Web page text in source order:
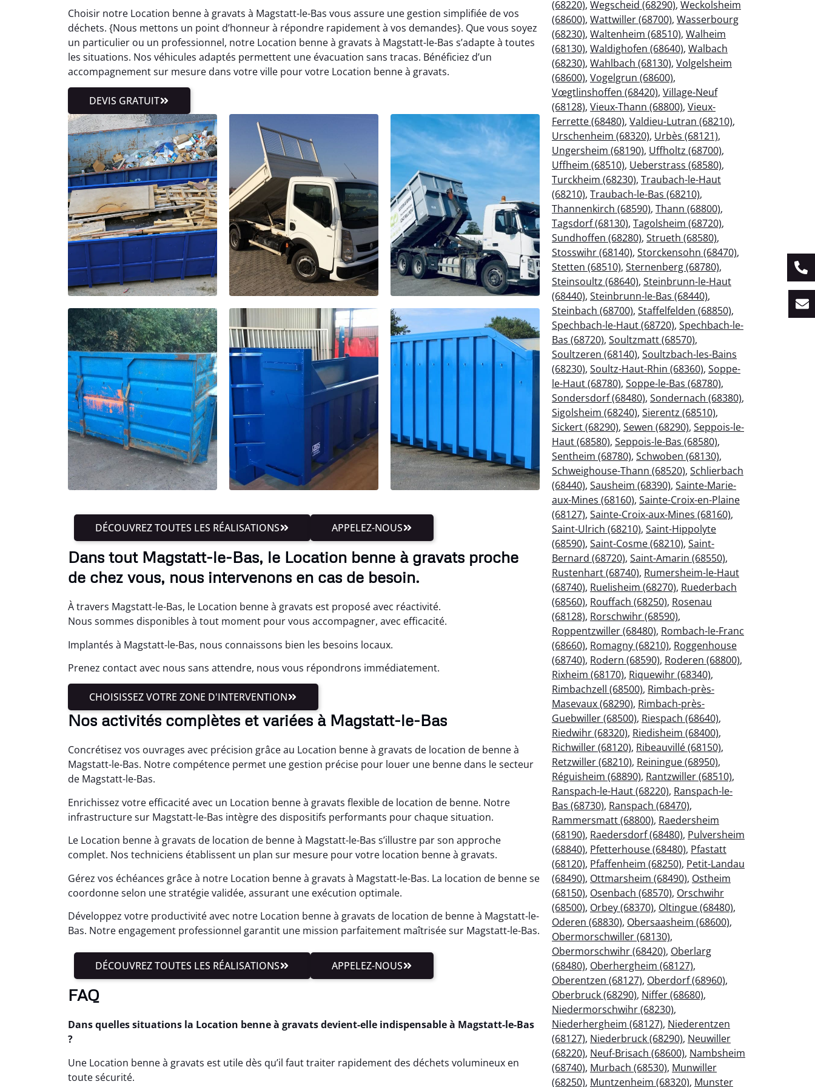
Choisir notre Location benne à gravats à Magstatt-le-Bas vous assure une gestion simplifiée de vos
déchets. {Nous mettons un point d’honneur à répondre rapidement à vos demandes}. Que vous soyez
un particulier ou un professionnel, notre Location benne à gravats à Magstatt-le-Bas s’adapte à toutes
les situations. Nos véhicules adaptés permettent une évacuation sans tracas. Bénéficiez d’un
accompagnement sur mesure dans votre ville pour votre Location benne à gravats.
DEVIS GRATUIT
DÉCOUVREZ TOUTES LES RÉALISATIONS APPELEZ-NOUS
Dans tout Magstatt-le-Bas, le Location benne à gravats proche
de chez vous, nous intervenons en cas de besoin.
À travers Magstatt-le-Bas, le Location benne à gravats est proposé avec réactivité.
Nous sommes disponibles à tout moment pour vous accompagner, avec efficacité.
Implantés à Magstatt-le-Bas, nous connaissons bien les besoins locaux.
Prenez contact avec nous sans attendre, nous vous répondrons immédiatement.
CHOISISSEZ VOTRE ZONE D'INTERVENTION
Nos activités complètes et variées à Magstatt-le-Bas
Concrétisez vos ouvrages avec précision grâce au Location benne à gravats de location de benne à
Magstatt-le-Bas. Notre compétence permet une gestion précise pour louer une benne dans le secteur
de Magstatt-le-Bas.
Enrichissez votre efficacité avec un Location benne à gravats flexible de location de benne. Notre
infrastructure sur Magstatt-le-Bas intègre des dispositifs performants pour chaque situation.
Le Location benne à gravats de location de benne à Magstatt-le-Bas s’illustre par son approche
complet. Nos techniciens établissent un plan sur mesure pour votre location benne à gravats.
Gérez vos échéances grâce à notre Location benne à gravats à Magstatt-le-Bas. La location de benne se
coordonne selon une stratégie validée, assurant une exécution optimale.
Développez votre productivité avec notre Location benne à gravats de location de benne à Magstatt-le-
Bas. Notre engagement professionnel garantit une mission parfaitement maîtrisée sur Magstatt-le-Bas.
DÉCOUVREZ TOUTES LES RÉALISATIONS APPELEZ-NOUS
FAQ
Dans quelles situations la Location benne à gravats devient-elle indispensable à Magstatt-le-Bas
?
Une Location benne à gravats est utile dès qu’il faut traiter rapidement des déchets volumineux en
toute sécurité.
(68220), Wegscheid (68290), Weckolsheim
(68600), Wattwiller (68700), Wasserbourg
(68230), Waltenheim (68510), Walheim
(68130), Waldighofen (68640), Walbach
(68230), Wahlbach (68130), Volgelsheim
(68600), Vogelgrun (68600),
Vœgtlinshoffen (68420), Village-Neuf
(68128), Vieux-Thann (68800), Vieux-
Ferrette (68480), Valdieu-Lutran (68210),
Urschenheim (68320), Urbès (68121),
Ungersheim (68190), Uffholtz (68700),
Uffheim (68510), Ueberstrass (68580),
Turckheim (68230), Traubach-le-Haut
(68210), Traubach-le-Bas (68210),
Thannenkirch (68590), Thann (68800),
Tagsdorf (68130), Tagolsheim (68720),
Sundhoffen (68280), Strueth (68580),
Stosswihr (68140), Storckensohn (68470),
Stetten (68510), Sternenberg (68780),
Steinsoultz (68640), Steinbrunn-le-Haut
(68440), Steinbrunn-le-Bas (68440),
Steinbach (68700), Staffelfelden (68850),
Spechbach-le-Haut (68720), Spechbach-le-
Bas (68720), Soultzmatt (68570),
Soultzeren (68140), Soultzbach-les-Bains
(68230), Soultz-Haut-Rhin (68360), Soppe-
le-Haut (68780), Soppe-le-Bas (68780),
Sondersdorf (68480), Sondernach (68380),
Sigolsheim (68240), Sierentz (68510),
Sickert (68290), Sewen (68290), Seppois-le-
Haut (68580), Seppois-le-Bas (68580),
Sentheim (68780), Schwoben (68130),
Schweighouse-Thann (68520), Schlierbach
(68440), Sausheim (68390), Sainte-Marie-
aux-Mines (68160), Sainte-Croix-en-Plaine
(68127), Sainte-Croix-aux-Mines (68160),
Saint-Ulrich (68210), Saint-Hippolyte
(68590), Saint-Cosme (68210), Saint-
Bernard (68720), Saint-Amarin (68550),
Rustenhart (68740), Rumersheim-le-Haut
(68740), Ruelisheim (68270), Ruederbach
(68560), Rouffach (68250), Rosenau
(68128), Rorschwihr (68590),
Roppentzwiller (68480), Rombach-le-Franc
(68660), Romagny (68210), Roggenhouse
(68740), Rodern (68590), Roderen (68800),
Rixheim (68170), Riquewihr (68340),
Rimbachzell (68500), Rimbach-près-
Masevaux (68290), Rimbach-près-
Guebwiller (68500), Riespach (68640),
Riedwihr (68320), Riedisheim (68400),
Richwiller (68120), Ribeauvillé (68150),
Retzwiller (68210), Reiningue (68950),
Réguisheim (68890), Rantzwiller (68510),
Ranspach-le-Haut (68220), Ranspach-le-
Bas (68730), Ranspach (68470),
Rammersmatt (68800), Raedersheim
(68190), Raedersdorf (68480), Pulversheim
(68840), Pfetterhouse (68480), Pfastatt
(68120), Pfaffenheim (68250), Petit-Landau
(68490), Ottmarsheim (68490), Ostheim
(68150), Osenbach (68570), Orschwihr
(68500), Orbey (68370), Oltingue (68480),
Oderen (68830), Obersaasheim (68600),
Obermorschwiller (68130),
Obermorschwihr (68420), Oberlarg
(68480), Oberhergheim (68127),
Oberentzen (68127), Oberdorf (68960),
Oberbruck (68290), Niffer (68680),
Niedermorschwihr (68230),
Niederhergheim (68127), Niederentzen
(68127), Niederbruck (68290), Neuwiller
(68220), Neuf-Brisach (68600), Nambsheim
(68740), Murbach (68530), Munwiller
(68250), Muntzenheim (68320), Munster